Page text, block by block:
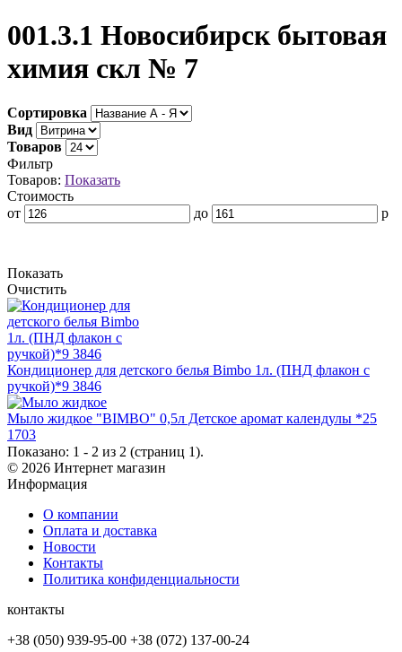
001.3.1 Новосибирск бытовая
химия скл № 7
Сортировка
Вид
Товаров
Фильтр
Товаров: Показать
Стоимость
от
до р
Показать
Очистить
Кондиционер для детского белья Bimbo 1л. (ПНД флакон с
ручкой)*9 3846
Мыло жидкое "BIMBO" 0,5л Детское аромат календулы *25
1703
Показано: 1 - 2 из 2 (страниц 1).
© 2026 Интернет магазин
Информация
О компании
Оплата и доставка
Новости
Контакты
Политика конфиденциальности
контакты
+38 (050) 939-95-00 +38 (072) 137-00-24